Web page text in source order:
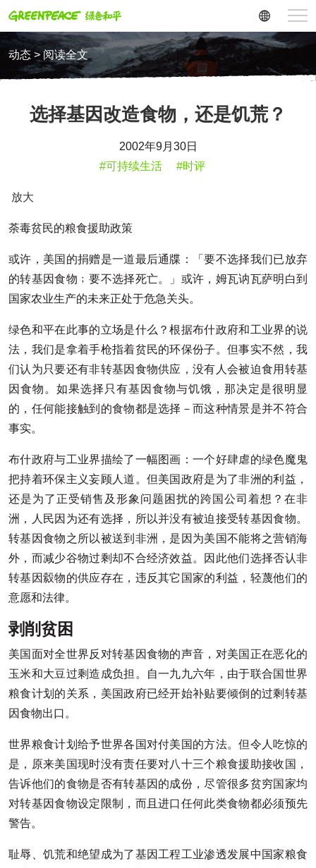
动态 > 阅读全文
选择基因改造食物，还是饥荒？
2002年9月30日
#可持续生活
#时评
放大
荼毒贫民的粮食援助政策
或许，美国的捐赠是一道最后通牒：「要不选择我们已放弃
的转基因食物﹔要不选择死亡。」或许，姆瓦讷瓦萨明白到
国家农业生产的未来正处于危急关头。
绿色和平在此事的立场是什么？根据布什政府和工业界的说
法，我们是拿着手枪指着贫民的环保份子。但事实不然，我
们认为只要还有非转基因食物供应，没有人会被迫食用转基
因食物。如果选择只有基因食物与饥饿，那决定是很明显
的，任何能接触到的食物都是选择－而这种情景是并不符合
事实。
布什政府与工业界描绘了一幅图画：一个好肆虐的绿色魔鬼
把持着环保主义妄顾人道。但美国政府是为了非洲的利益，
还是为了正受销售及形象问题困扰的跨国公司着想？在非
洲，人民因为还有选择，所以并没有被迫接受转基因食物。
转基因食物之所以被送到非洲，是因为美国不能将之营销海
外，而减少谷物过剩却不合经济效益。因此他们选择否认非
转基因縠物的供应存在，违反其它国家的利益，轻蔑他们的
意愿和法律。
剥削贫困
美国面对全世界反对转基因食物的声音，对美国正在恶化的
玉米和大豆过剩造成负担。自一九九六年，由于联合国世界
粮食计划的关系，美国政府已经开始补贴要倾倒的过剩转基
因食物出口。
世界粮食计划给予世界各国对付美国的方法。但令人吃惊的
是，原来美国现时没有责任要对八十三个粮食援助接收国，
告诉他们的食物是否有转基因的成份，尽管很多贫穷国家均
对转基因食物设定限制，而且进口任何此类食物都必须预先
警告。
耻辱、饥荒和绝望成为了基因工程工业渗透发展中国家粮食